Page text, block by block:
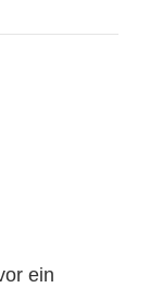
ein